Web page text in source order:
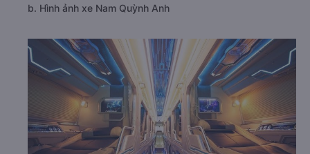
b. Hình ảnh xe Nam Quỳnh Anh